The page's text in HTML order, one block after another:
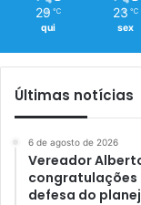
29 ℃
qui
23 ℃
sex
Últimas notícias
6 de agosto de 2026
Vereador
congratulações
defesa do